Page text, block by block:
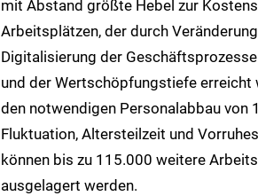
mit Abstand größte Hebel zur
Arbeitsplätzen, der durch
Digitalisierung der
und der Wertschöpfungstiefe
den notwendigen Personalabbau
Fluktuation, Altersteilzeit und
können bis zu 115.000 weitere
ausgelagert werden.